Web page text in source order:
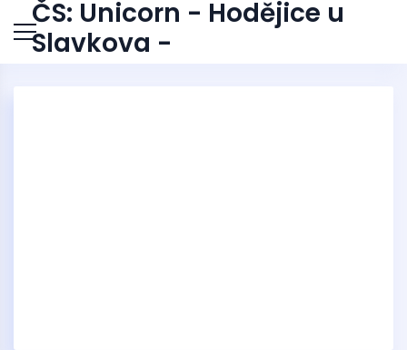
ČS: Unicorn - Hodějice u
Slavkova -